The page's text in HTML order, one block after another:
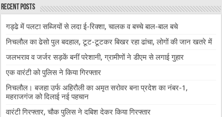
Recent Posts
गड्ढे में पलटा सब्जियों से लदा ई-रिक्शा, चालक व बच्चे बाल-बाल बचे
निचलौल का ढेसो पुल बदहाल, टूट-टूटकर बिखर रहा ढांचा, लोगों की जान खतरे में
जलभराव व जर्जर सड़कें बनीं परेशानी, ग्रामीणों ने डीएम से लगाई गुहार
एक वारंटी को पुलिस ने किया गिरफ्तार
निचलौल। बजहा उर्फ अहिरौली का अमृत सरोवर बना प्रदेश का नंबर-1,
महराजगंज को दिलाई नई पहचान
वारंटी गिरफ्तार, चौक पुलिस ने दबिश देकर किया गिरफ्तार